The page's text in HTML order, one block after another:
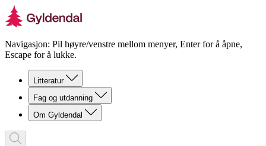
Navigasjon: Pil høyre/venstre mellom menyer, Enter for å åpne,
Escape for å lukke.
Litteratur
Fag og utdanning
Om Gyldendal